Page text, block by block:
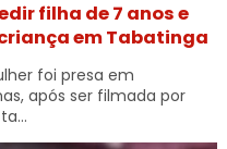
filha de 7 anos e
em Tabatinga
foi presa em
após ser filmada por